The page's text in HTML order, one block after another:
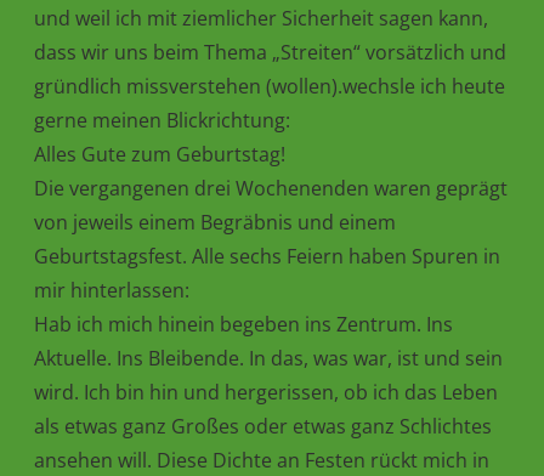
und weil ich mit ziemlicher Sicherheit sagen kann,
dass wir uns beim Thema „Streiten“ vorsätzlich und
gründlich missverstehen (wollen).wechsle ich heute
gerne meinen Blickrichtung:
Alles Gute zum Geburtstag!
Die vergangenen drei Wochenenden waren geprägt
von jeweils einem Begräbnis und einem
Geburtstagsfest. Alle sechs Feiern haben Spuren in
mir hinterlassen:
Hab ich mich hinein begeben ins Zentrum. Ins
Aktuelle. Ins Bleibende. In das, was war, ist und sein
wird. Ich bin hin und hergerissen, ob ich das Leben
als etwas ganz Großes oder etwas ganz Schlichtes
ansehen will. Diese Dichte an Festen rückt mich in